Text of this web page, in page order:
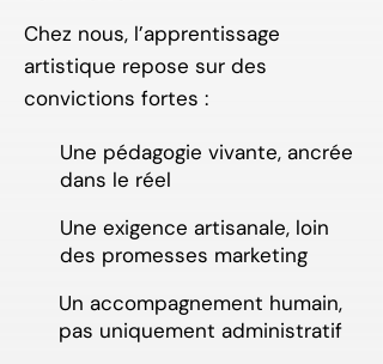
Chez nous, l’apprentissage
artistique repose sur des
convictions fortes :
Une pédagogie vivante, ancrée
dans le réel
Une exigence artisanale, loin
des promesses marketing
Un accompagnement humain,
pas uniquement administratif